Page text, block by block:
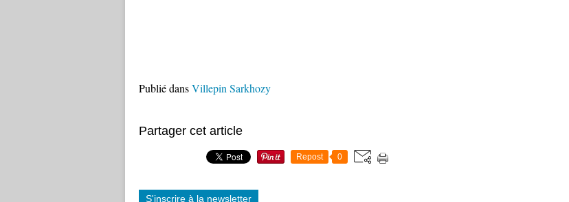
Publié dansVillepin Sarkhozy
Partager cet article
Repost 0
S'inscrire à la newsletter